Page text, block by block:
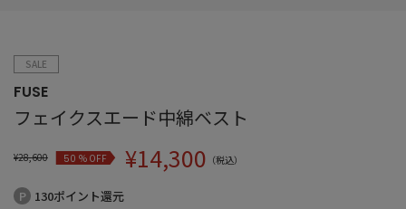
SALE
FUSE
フェイクスエード中綿ベスト
¥28,600 50% OFF ¥14,300 （税込）
130ポイント還元